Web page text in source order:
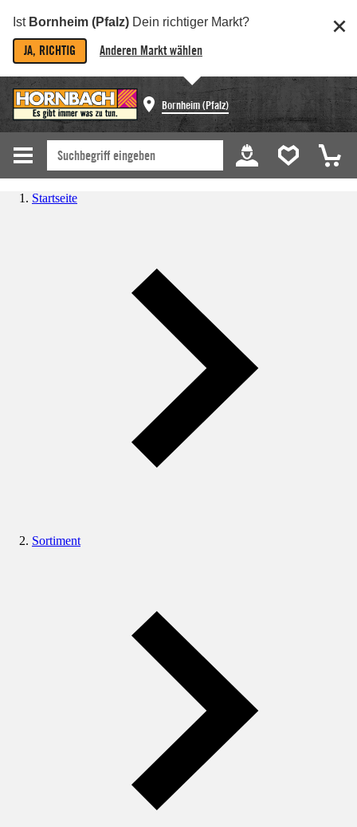
Ist Bornheim (Pfalz) Dein richtiger Markt?
JA, RICHTIG Anderen Markt wählen
Bornheim (Pfalz)
Startseite
Sortiment